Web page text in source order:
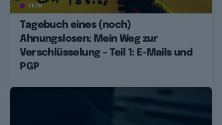
TECH
Tagebuch eines (noch)
Ahnungslosen: Mein Weg zur
Verschlüsselung – Teil 1: E-Mails und
PGP